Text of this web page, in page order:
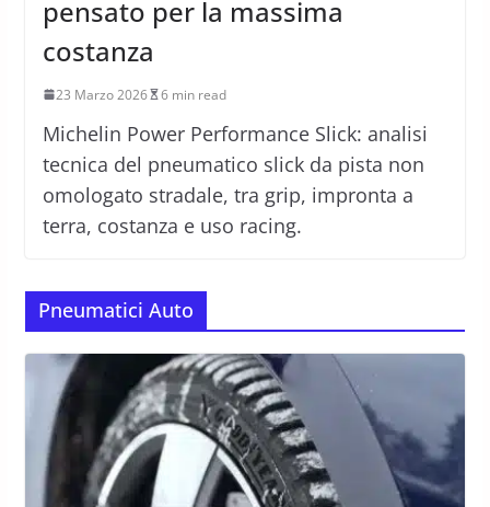
pensato per la massima
costanza
23 Marzo 2026 6 min read
Michelin Power Performance Slick: analisi
tecnica del pneumatico slick da pista non
omologato stradale, tra grip, impronta a
terra, costanza e uso racing.
Pneumatici Auto